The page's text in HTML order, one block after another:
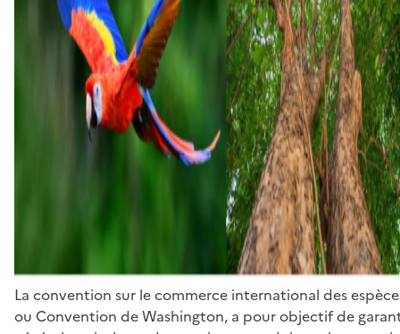
La convention sur le commerce international des
ou Convention de Washington, a pour objectif de